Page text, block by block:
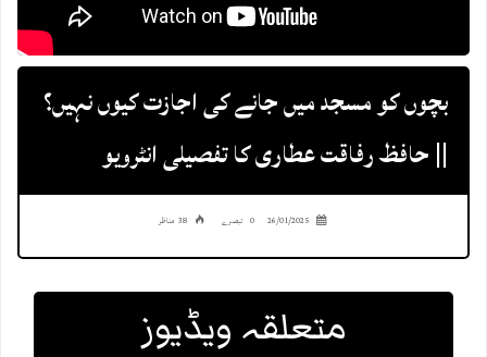
بچوں کو مسجد میں جانے کی اجازت کیوں نہیں؟
|| حافظ رفاقت عطاری کا تفصیلی انٹرویو
26/01/2025 0 تبصرے 38 مناظر
متعلقہ ویڈیوز